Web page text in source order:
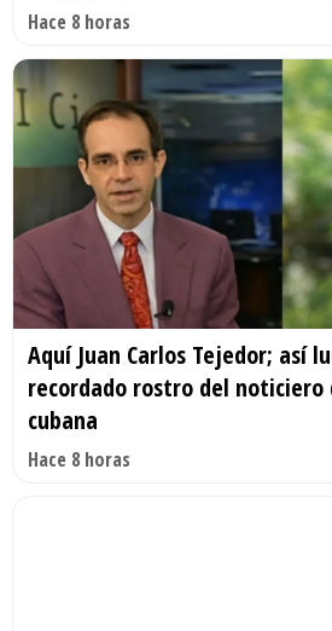
Hace 8 horas
Aquí Juan Carlos Tejedor; así
recordado rostro del
cubana
Hace 8 horas